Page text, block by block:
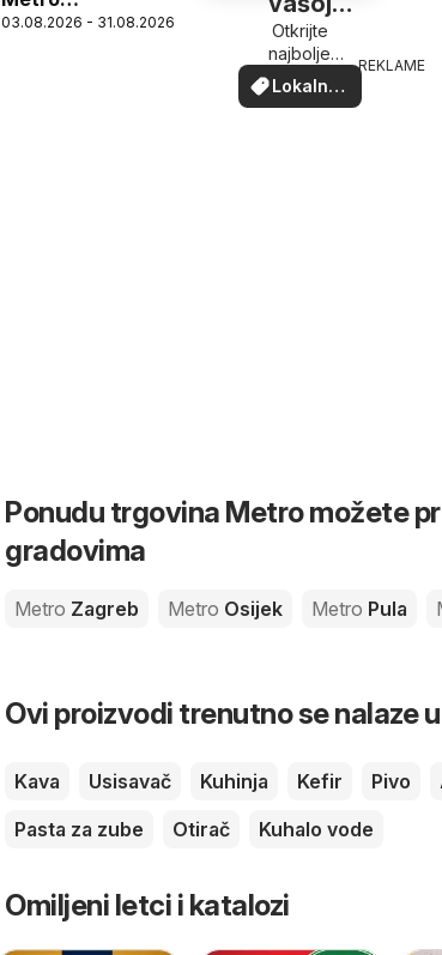
Profesionalna
03.08.2026 - 31.08.2026
blizini
Otkrijte
najbolje
ponude u
vašoj blizini
Lokalne
ponude
REKLAME
Ponudu trgovina Metro možete
gradovima
Metro Zagreb Metro Osijek Metro Pula
Ovi proizvodi trenutno se nalaze
Kava Usisavač Kuhinja Kefir Pivo
Pasta za zube
Otirač Kuhalo vode
Omiljeni letci i katalozi